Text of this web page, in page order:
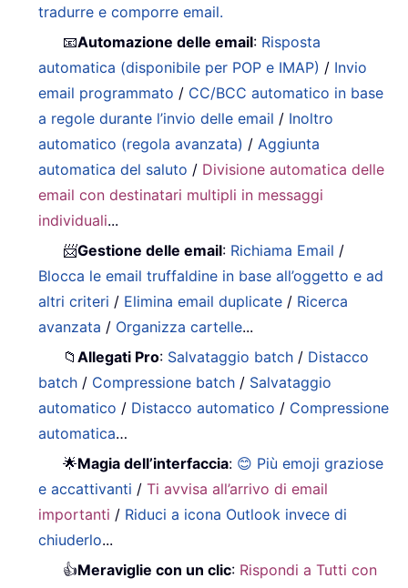
tradurre e comporre email.
📧Automazione delle email: Risposta
automatica (disponibile per POP e IMAP) / Invio
email programmato / CC/BCC automatico in base
a regole durante l’invio delle email / Inoltro
automatico (regola avanzata) /Aggiunta
automatica del saluto / Divisione automatica delle
email con destinatari multipli in messaggi
individuali...
📨Gestione delle email: Richiama Email /
Blocca le email truffaldine in base all’oggetto e ad
altri criteri / Elimina email duplicate / Ricerca
avanzata / Organizza cartelle...
📁Allegati Pro: Salvataggio batch / Distacco
batch / Compressione batch / Salvataggio
automatico / Distacco automatico / Compressione
automatica…
🌟Magia dell’interfaccia: 😊 Più emoji graziose
e accattivanti /Ti avvisa all’arrivo di email
importanti / Riduci a icona Outlook invece di
chiuderlo...
👍Meraviglie con un clic: Rispondi a Tutti con